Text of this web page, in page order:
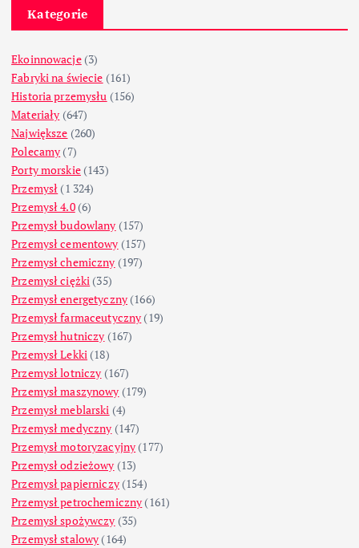
Kategorie
Ekoinnowacje(3)
Fabryki na świecie (161)
Historia przemysłu (156)
Materiały (647)
Największe (260)
Polecamy (7)
Porty morskie(143)
Przemysł (1 324)
Przemysł 4.0(6)
Przemysł budowlany (157)
Przemysł cementowy (157)
Przemysł chemiczny (197)
Przemysł ciężki (35)
Przemysł energetyczny (166)
Przemysł farmaceutyczny (19)
Przemysł hutniczy (167)
Przemysł Lekki (18)
Przemysł lotniczy (167)
Przemysł maszynowy (179)
Przemysł meblarski (4)
Przemysł medyczny (147)
Przemysł motoryzacyjny (177)
Przemysł odzieżowy (13)
Przemysł papierniczy(154)
Przemysł petrochemiczny (161)
Przemysł spożywczy (35)
Przemysł stalowy (164)